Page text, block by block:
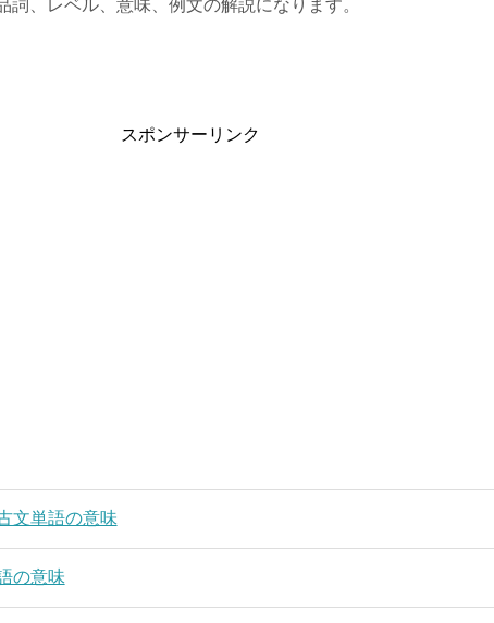
詞、レベル、意味、例文の解説になります。
スポンサーリンク
文単語の意味
の意味